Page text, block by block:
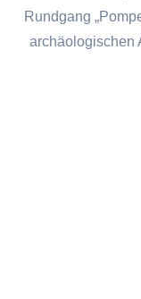
Rundgang
archäologischen